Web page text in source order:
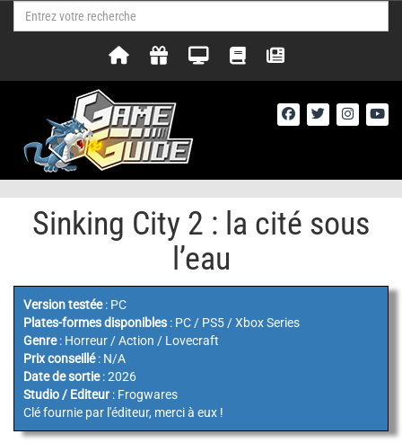
Sinking City 2 : la cité sous
l’eau
Version testée: PC
Plates-formes disponibles : PC / PS5 / Xbox Series
Genre: Horreur / Action / Lovecraft
Prix conseillé: N/A
Date de sortie: 2026
Studio / Editeur : Frogwares
Clé fournie par l'éditeur, merci à eux !